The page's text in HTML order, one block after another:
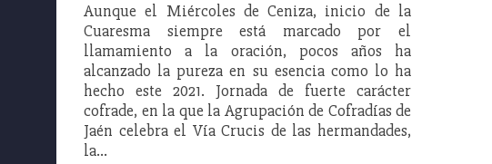
Aunque el Miércoles de Ceniza, inicio de la
Cuaresma siempre está marcado por el
llamamiento a la oración, pocos años ha
alcanzado la pureza en su esencia como lo ha
hecho este 2021. Jornada de fuerte carácter
cofrade, en la que la Agrupación de Cofradías de
Jaén celebra el Vía Crucis de las hermandades,
la…